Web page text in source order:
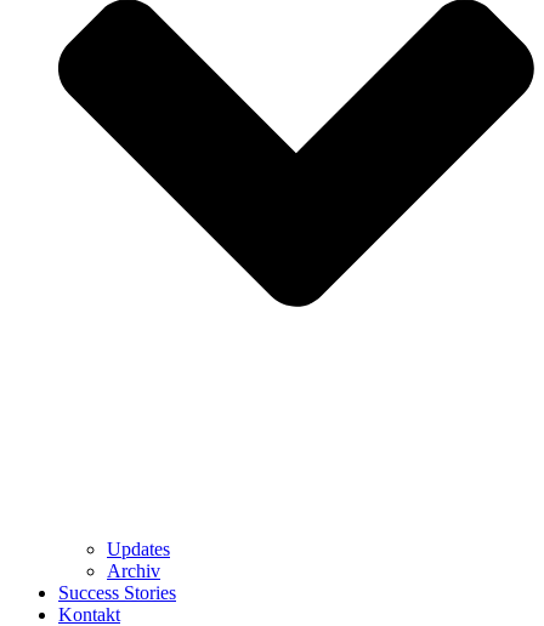
Updates
Archiv
Success Stories
Kontakt